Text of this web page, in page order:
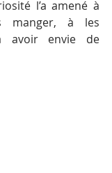
l’a amené à
manger, à les
avoir envie de